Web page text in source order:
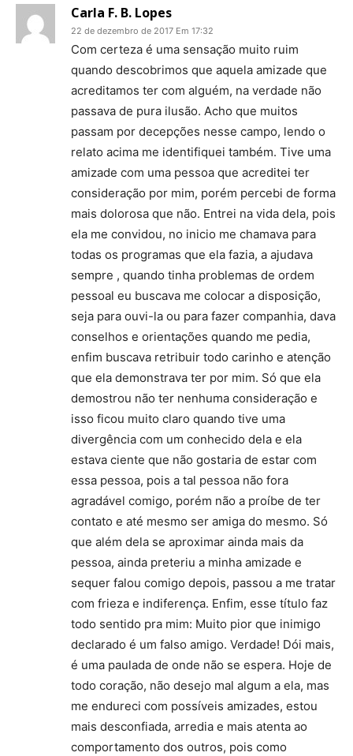
Carla F. B. Lopes
22 de dezembro de 2017 Em 17:32
Com certeza é uma sensação muito ruim
quando descobrimos que aquela amizade que
acreditamos ter com alguém, na verdade não
passava de pura ilusão. Acho que muitos
passam por decepções nesse campo, lendo o
relato acima me identifiquei também. Tive uma
amizade com uma pessoa que acreditei ter
consideração por mim, porém percebi de forma
mais dolorosa que não. Entrei na vida dela, pois
ela me convidou, no inicio me chamava para
todas os programas que ela fazia, a ajudava
sempre , quando tinha problemas de ordem
pessoal eu buscava me colocar a disposição,
seja para ouvi-la ou para fazer companhia, dava
conselhos e orientações quando me pedia,
enfim buscava retribuir todo carinho e atenção
que ela demonstrava ter por mim. Só que ela
demostrou não ter nenhuma consideração e
isso ficou muito claro quando tive uma
divergência com um conhecido dela e ela
estava ciente que não gostaria de estar com
essa pessoa, pois a tal pessoa não fora
agradável comigo, porém não a proíbe de ter
contato e até mesmo ser amiga do mesmo. Só
que além dela se aproximar ainda mais da
pessoa, ainda preteriu a minha amizade e
sequer falou comigo depois, passou a me tratar
com frieza e indiferença. Enfim, esse título faz
todo sentido pra mim: Muito pior que inimigo
declarado é um falso amigo. Verdade! Dói mais,
é uma paulada de onde não se espera. Hoje de
todo coração, não desejo mal algum a ela, mas
me endureci com possíveis amizades, estou
mais desconfiada, arredia e mais atenta ao
comportamento dos outros, pois como